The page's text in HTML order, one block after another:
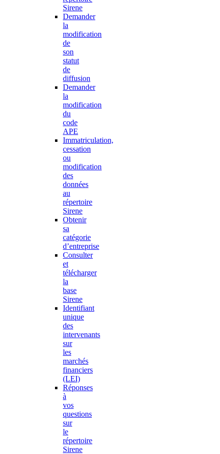
Sirene
Demander
la
modification
de
son
statut
de
diffusion
Demander
la
modification
du
code
APE
Immatriculation,
cessation
ou
modification
des
données
au
répertoire
Sirene
Obtenir
sa
catégorie
d’entreprise
Consulter
et
télécharger
la
base
Sirene
Identifiant
unique
des
intervenants
sur
les
marchés
financiers
(LEI)
Réponses
à
vos
questions
sur
le
répertoire
Sirene